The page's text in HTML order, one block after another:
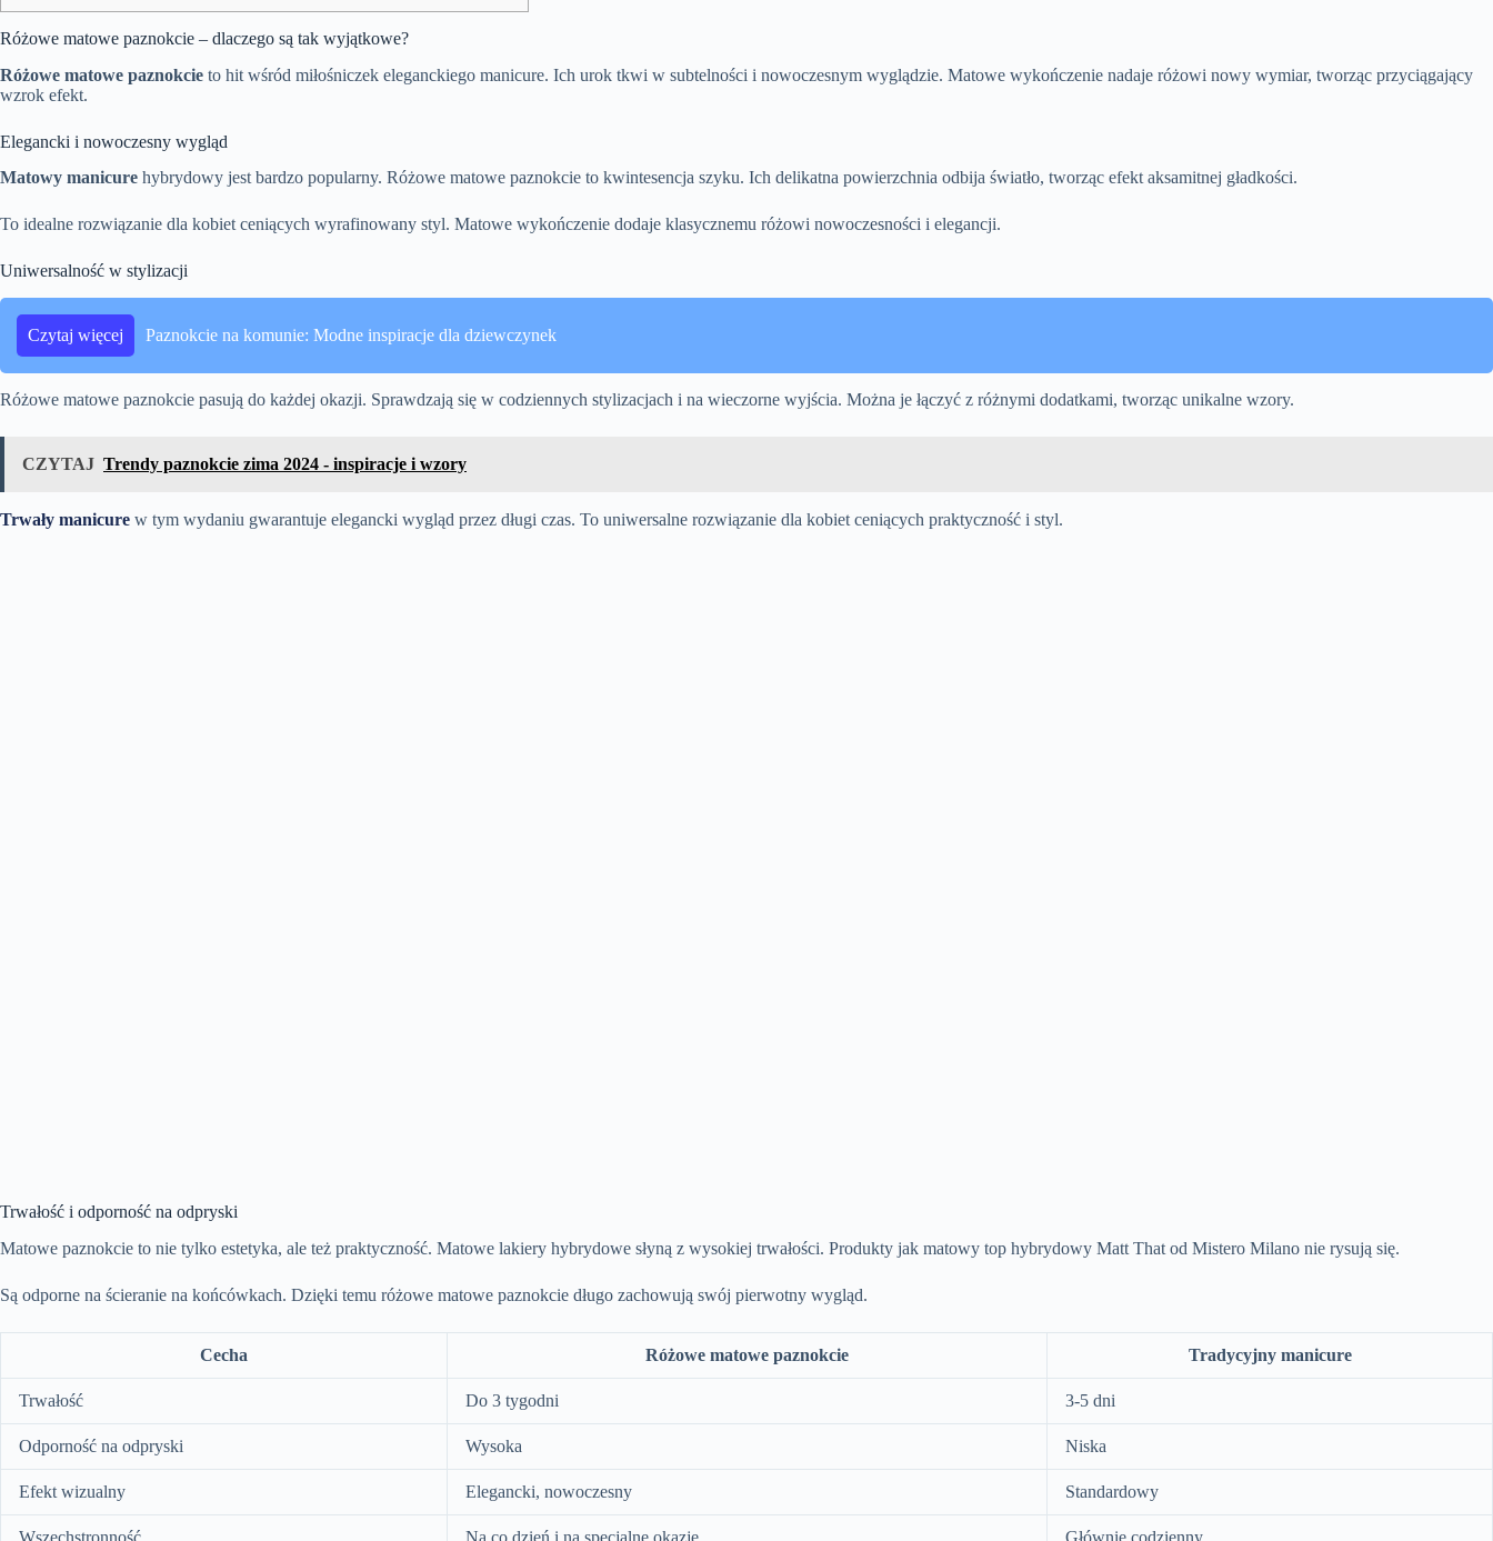
Różowe matowe paznokcie – dlaczego są tak wyjątkowe?
Różowe matowe paznokcie to hit wśród miłośniczek eleganckiego manicure. Ich urok tkwi w subtelności i nowoczesnym wyglądzie. Matowe wykończenie nadaje różowi nowy wymiar, tworząc przyciągający
wzrok efekt.
Elegancki i nowoczesny wygląd
Matowy manicure hybrydowy jest bardzo popularny. Różowe matowe paznokcie to kwintesencja szyku. Ich delikatna powierzchnia odbija światło, tworząc efekt aksamitnej gładkości.
To idealne rozwiązanie dla kobiet ceniących wyrafinowany styl. Matowe wykończenie dodaje klasycznemu różowi nowoczesności i elegancji.
Uniwersalność w stylizacji
Czytaj więcej Paznokcie na komunie: Modne inspiracje dla dziewczynek
Różowe matowe paznokcie pasują do każdej okazji. Sprawdzają się w codziennych stylizacjach i na wieczorne wyjścia. Można je łączyć z różnymi dodatkami, tworząc unikalne wzory.
CZYTAJ Trendy paznokcie zima 2024 - inspiracje i wzory
Trwały manicure w tym wydaniu gwarantuje elegancki wygląd przez długi czas. To uniwersalne rozwiązanie dla kobiet ceniących praktyczność i styl.
Trwałość i odporność na odpryski
Matowe paznokcie to nie tylko estetyka, ale też praktyczność. Matowe lakiery hybrydowe słyną z wysokiej trwałości. Produkty jak matowy top hybrydowy Matt That od Mistero Milano nie rysują się.
Są odporne na ścieranie na końcówkach. Dzięki temu różowe matowe paznokcie długo zachowują swój pierwotny wygląd.
Cecha Różowe matowe paznokcie Tradycyjny manicure
Trwałość Do 3 tygodni 3-5 dni
Odporność na odpryski Wysoka Niska
Efekt wizualny Elegancki, nowoczesny Standardowy